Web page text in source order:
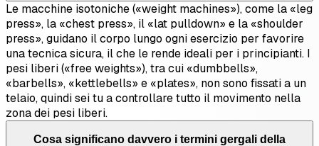
Le macchine isotoniche («weight machines»), come la «leg
press», la «chest press», il «lat pulldown» e la «shoulder
press», guidano il corpo lungo ogni esercizio per favorire
una tecnica sicura, il che le rende ideali per i principianti. I
pesi liberi («free weights»), tra cui «dumbbells»,
«barbells», «kettlebells» e «plates», non sono fissati a un
telaio, quindi sei tu a controllare tutto il movimento nella
zona dei pesi liberi.
Cosa significano davvero i termini gergali della